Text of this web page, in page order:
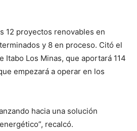
12 proyectos renovables en
y 8 en proceso. Citó el
Itabo Los Minas, que aportará 114
empezará a operar en los
hacia una solución
recalcó.